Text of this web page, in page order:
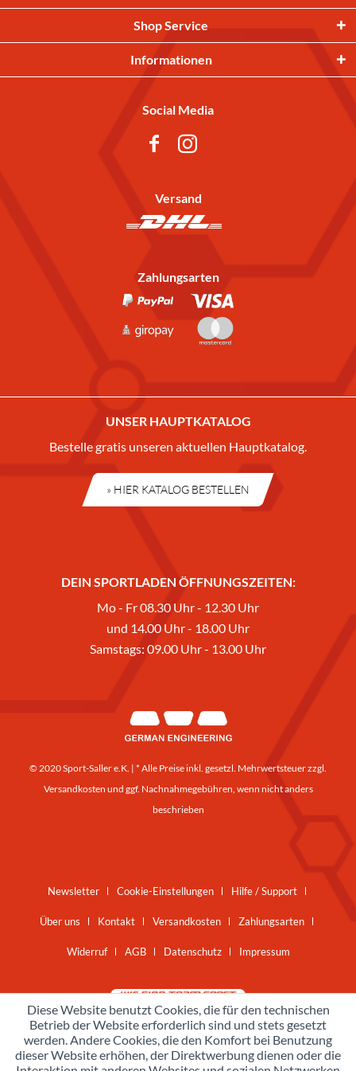
Shop Service
Informationen
Social Media
Versand
Zahlungsarten
UNSER HAUPTKATALOG
Bestelle gratis unseren aktuellen Hauptkatalog.
» HIER KATALOG BESTELLEN
DEIN SPORTLADEN ÖFFNUNGSZEITEN:
Mo - Fr 08.30 Uhr - 12.30 Uhr
und 14.00 Uhr - 18.00 Uhr
Samstags: 09.00 Uhr - 13.00 Uhr
© 2020 Sport-Saller e.K. | * Alle Preise inkl. gesetzl. Mehrwertsteuer zzgl.
Versandkosten und ggf. Nachnahmegebühren, wenn nicht anders
beschrieben
Newsletter Cookie-Einstellungen Hilfe / Support
Über uns Kontakt Versandkosten Zahlungsarten
Widerruf AGB Datenschutz Impressum
Diese Website benutzt Cookies, die für den technischen
Betrieb der Website erforderlich sind und stets gesetzt
werden. Andere Cookies, die den Komfort bei Benutzung
dieser Website erhöhen, der Direktwerbung dienen oder die